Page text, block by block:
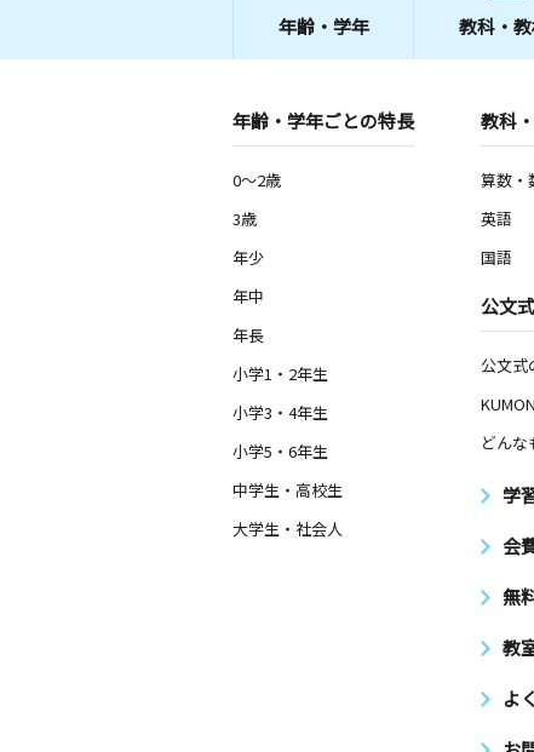
年齢・学年 教科・
年齢・学年ごとの特長
0～2歳
3歳
年少
年中
年長
小学1・2年生
小学3・4年生
小学5・6年生
中学生・高校生
大学生・社会人
教科
算数・
英語
国語
公文
公文式
どんな
学
会
無
教
よ